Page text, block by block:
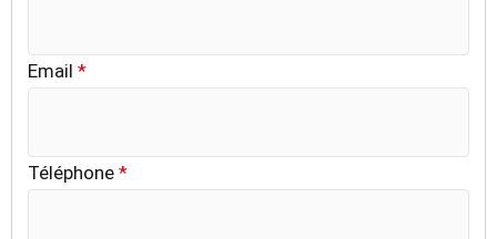
Email *
Téléphone *